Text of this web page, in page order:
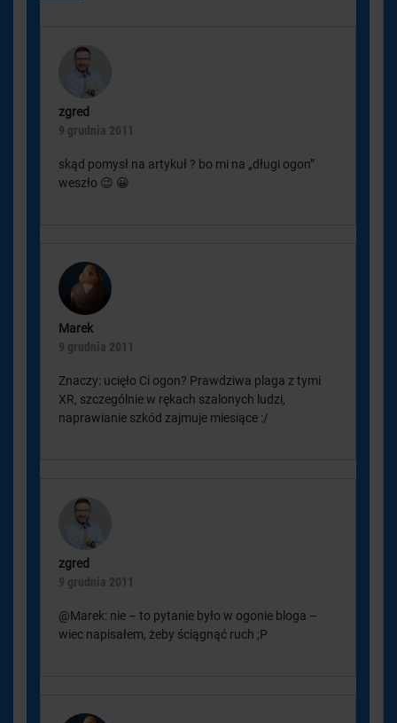
zgred
9 grudnia 2011
skąd pomysł na artykuł ? bo mi na „długi ogon”
weszło 😉 😀
Marek
9 grudnia 2011
Znaczy: ucięło Ci ogon? Prawdziwa plaga z tymi
XR, szczególnie w rękach szalonych ludzi,
naprawianie szkód zajmuje miesiące :/
zgred
9 grudnia 2011
@Marek: nie – to pytanie było w ogonie bloga –
wiec napisałem, żeby ściągnąć ruch ;P